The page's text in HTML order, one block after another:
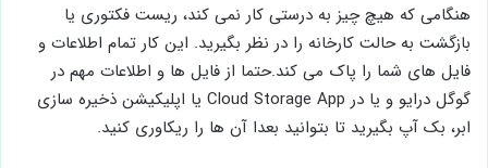
هنگامی که هیچ چیز به درستی کار نمی کند، ریست فکتوری یا
بازگشت به حالت کارخانه را در نظر بگیرید. این کار تمام اطلاعات و
فایل های شما را پاک می کند.حتما از فایل ها و اطلاعات مهم در
گوگل درایو و یا در Cloud Storage App یا اپلیکیشن ذخیره سازی
ابر، بک آپ بگیرید تا بتوانید بعدا آن ها را ریکاوری کنید.